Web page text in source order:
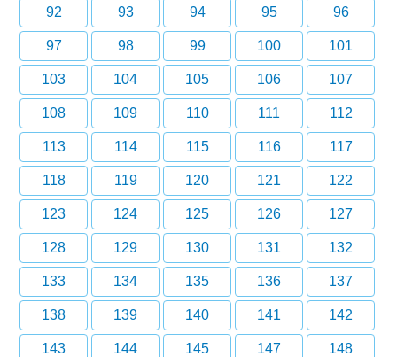
92 93 94 95 96
97 98 99 100 101
103 104 105 106 107
108 109 110 111 112
113 114 115 116 117
118 119 120 121 122
123 124 125 126 127
128 129 130 131 132
133 134 135 136 137
138 139 140 141 142
143 144 145 147 148